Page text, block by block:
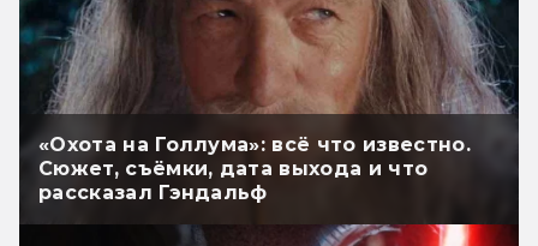
«Охота на Голлума»: всё что известно.
Сюжет, съёмки, дата выхода и что
рассказал Гэндальф